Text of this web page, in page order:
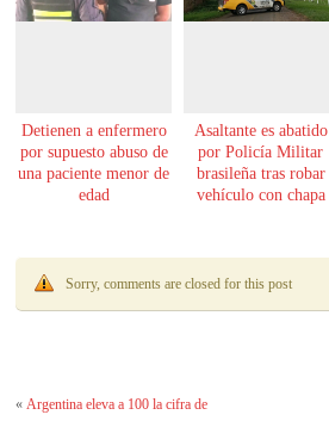
Detienen a enfermero
por supuesto abuso de
una paciente menor de
edad
Asaltante es abatido
por Policía Militar
brasileña tras robar
vehículo con chapa
Sorry, comments are closed for this post
«Argentina eleva a 100 la cifra de